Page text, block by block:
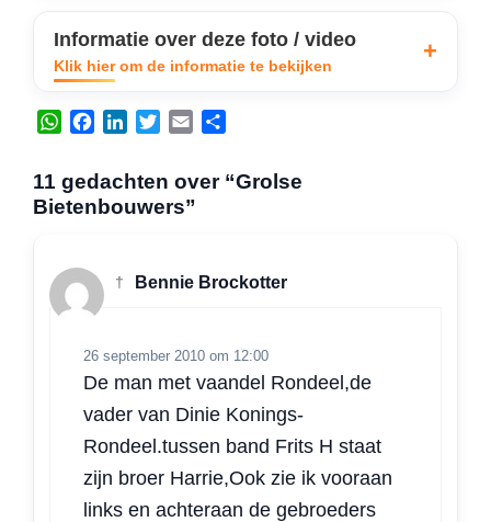
Informatie over deze foto / video
Klik hier om de informatie te bekijken
W
t
s
p
p
c
e
b
k
n
k
e
n
t
t
i
11 gedachten over “Grolse
Bietenbouwers”
† Bennie Brockotter
26 september 2010 om 12:00
De man met vaandel Rondeel,de
vader van Dinie Konings-
Rondeel.tussen band Frits H staat
zijn broer Harrie,Ook zie ik vooraan
links en achteraan de gebroeders